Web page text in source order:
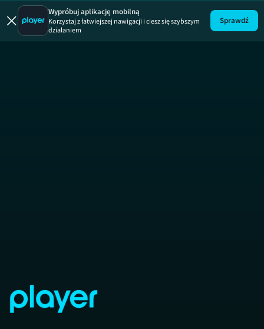
Wypróbuj aplikację mobilną
Korzystaj z łatwiejszej nawigacji i ciesz się szybszym
działaniem
Sprawdź